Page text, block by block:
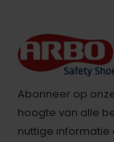
Abonneer op
hoogte van alle
nuttige